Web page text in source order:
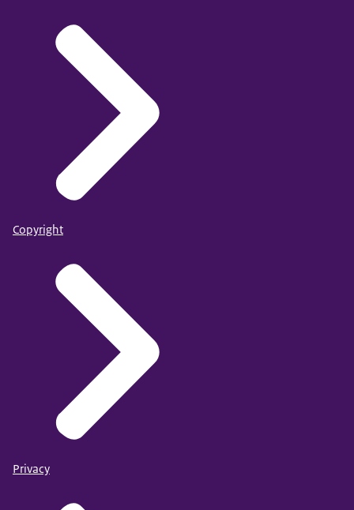
Wat werkt bij het verminderen van discriminatie
De inspiratiekaart
tegengaan
Copyright
Privacy